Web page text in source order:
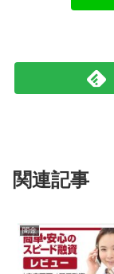
関連記事
闇金